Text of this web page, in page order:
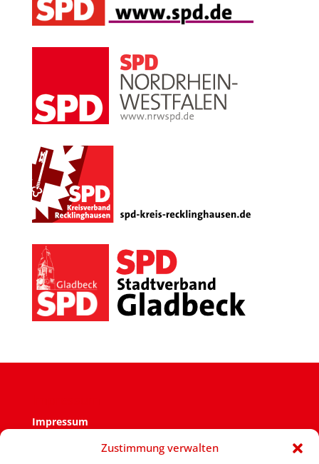
Zustimmung verwalten
Impressum
Verantwortlich für den Inhalt ist der SPD Ortsverein